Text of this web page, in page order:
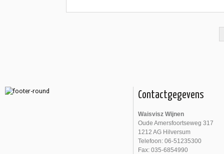
Contactgegevens
Waisvisz Wijnen
Oude Amersfoortseweg 317
1212 AG Hilversum
Telefoon: 06-51235300
Fax: 035-6854990